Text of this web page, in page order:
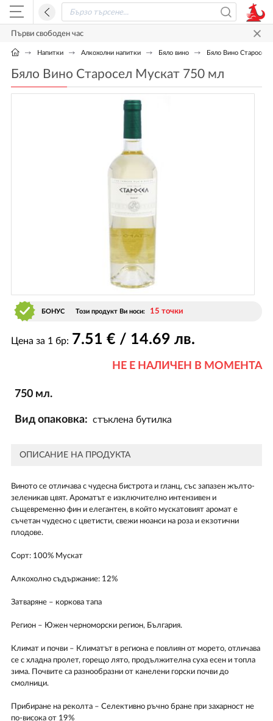
Първи свободен час
Напитки Алкохолни напитки Бяло вино Бяло Вино Старосел
Бяло Вино Старосел Мускат 750 мл
БОНУС Този продукт Ви носи: 15 точки
Цена за 1 бр: 7.51 € / 14.69 лв.
НЕ Е НАЛИЧЕН В МОМЕНТА
750 мл.
Вид опаковка: стъклена бутилка
ОПИСАНИЕ НА ПРОДУКТА
Виното се отличава с чудесна бистрота и гланц, със запазен жълто-
зеленикав цвят. Ароматът е изключително интензивен и
същевременно фин и елегантен, в който мускатовият аромат е
съчетан чудесно с цветисти, свежи нюанси на роза и екзотични
плодове.
Сорт: 100% Мускат
Алкохолно съдържание: 12%
Затваряне – коркова тапа
Регион – Южен черноморски регион, България.
Климат и почви – Климатът в региона е повлиян от морето, отличава
се с хладна пролет, горещо лято, продължителна суха есен и топла
зима. Почвите са разнообразни от канелени горски почви до
смолници.
Прибиране на реколта – Селективно ръчно бране при захарност не
по-висока от 19%